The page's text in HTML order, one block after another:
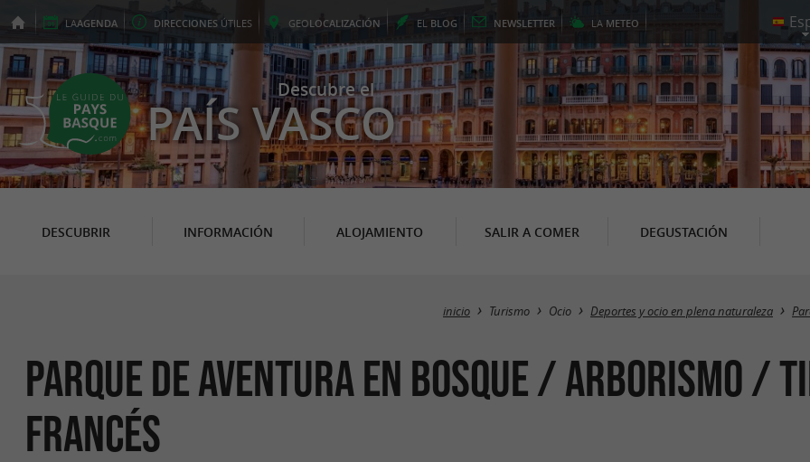
LAAGENDA DIRECCIONES ÚTILES GEOLOCALIZACIÓN EL BLOG NEWSLETTER LA METEO
Descubre el
PAÍS VASCO
DESCUBRIR INFORMACIÓN ALOJAMIENTO SALIR A COMER DEGUSTACIÓN
inicio Turismo Ocio Deportes y ocio en plena naturaleza
Parque de aventura en bosque / Arborismo /
francés